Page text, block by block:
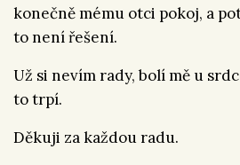
konečně mému otci pokoj, a
to není řešení.
Už si nevím rady, bolí mě u
to trpí.
Děkuji za každou radu.